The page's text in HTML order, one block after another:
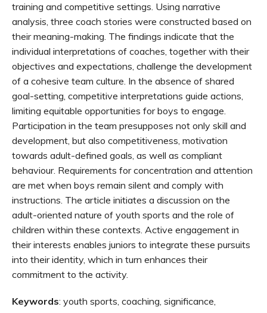
training and competitive settings. Using narrative
analysis, three coach stories were constructed based on
their meaning-making. The findings indicate that the
individual interpretations of coaches, together with their
objectives and expectations, challenge the development
of a cohesive team culture. In the absence of shared
goal-setting, competitive interpretations guide actions,
limiting equitable opportunities for boys to engage.
Participation in the team presupposes not only skill and
development, but also competitiveness, motivation
towards adult-defined goals, as well as compliant
behaviour. Requirements for concentration and attention
are met when boys remain silent and comply with
instructions. The article initiates a discussion on the
adult-oriented nature of youth sports and the role of
children within these contexts. Active engagement in
their interests enables juniors to integrate these pursuits
into their identity, which in turn enhances their
commitment to the activity.
Keywords: youth sports, coaching, significance,